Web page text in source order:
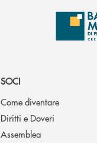
SOCI
Come diventare
Diritti e Doveri
Assemblea